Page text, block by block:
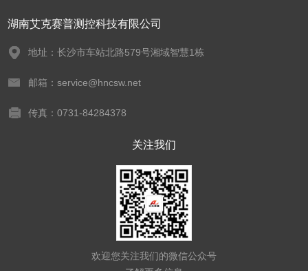
湖南艾克赛普测控科技有限公司
地址：长沙市车站北路579号湘域智慧1栋
邮箱：service@hncsw.net
传真：0731-84284378
关注我们
欢迎您关注我们的微信公众号